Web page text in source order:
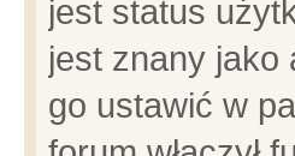
jest status
jest znany jako
go ustawić w